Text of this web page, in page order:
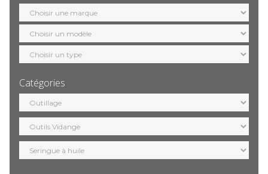
Sélection
marque
Sélection
modèle
Sélection
motorisation
Catégories
Sélection
catégorie